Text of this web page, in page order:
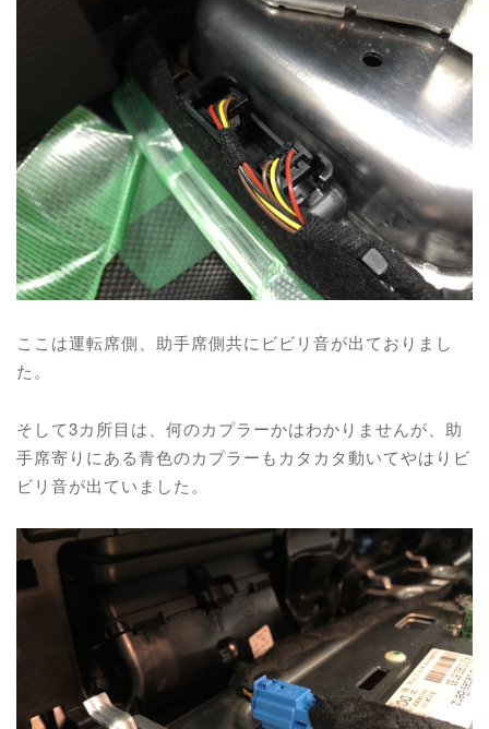
ここは運転席側、助手席側共にビビリ音が出ておりまし
た。
そして3カ所目は、何のカプラーかはわかりませんが、助
手席寄りにある青色のカプラーもカタカタ動いてやはりビ
ビリ音が出ていました。